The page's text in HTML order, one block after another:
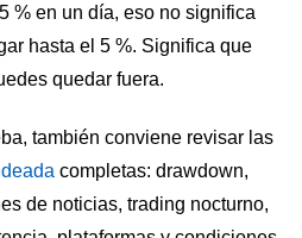
% en un día, eso no significa
hasta el 5 %. Significa que
quedar fuera.
también conviene revisar las
completas: drawdown,
de noticias, trading nocturno,